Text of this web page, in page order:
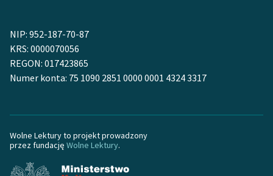
O nas
O projekcie
NIP: 952-187-70-87
KRS: 0000070056
REGON: 017423865
Numer konta: 75 1090 2851 0000 0001 4324 3317
Wolne Lektury to projekt prowadzony
przez fundację Wolne Lektury.